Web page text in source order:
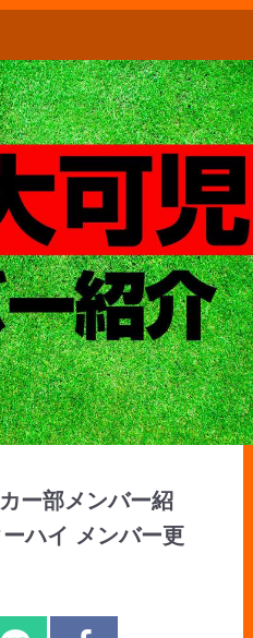
ー部メンバー紹
ハイ メンバー更